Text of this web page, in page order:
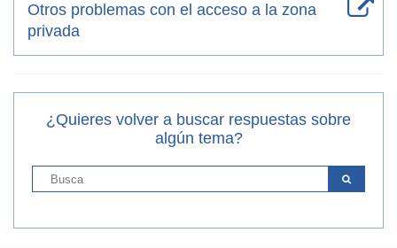
Otros problemas con el acceso a la zona
privada
¿Quieres volver a buscar respuestas sobre
algún tema?